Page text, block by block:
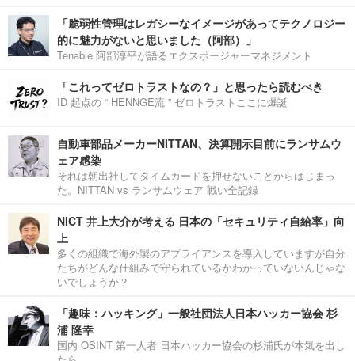
「脆弱性管理はレガシーなイメージがあってテクノロジー
的に魅力がないと思いました（阿部）」
Tenable 阿部淳平が語るエクスポージャーマネジメント
「これってゼロトラストなの？」と思ったら読むべき
ID 起点の “ HENNGE流 ” ゼロトラストここに爆誕
自動車部品メーカーNITTAN、決算開示目前にランサムウ
ェア感染
それは朝出社してタイムカードを押せないことからはじまっ
た。NITTAN vs ランサムウェア 戦い全記録
NICT 井上大介が考える 日本の「セキュリティ自給率」向
上
多くの組織で海外製のアプライアンスを導入していますが自分
たちがどんな仕組みで守られているかわかっていないんじゃな
いでしょうか？
「趣味：ハッキング」一般社団法人日本ハッカー協会 杉
浦 隆幸
国内 OSINT 第一人者 日本ハッカー協会の杉浦氏が本気を出し